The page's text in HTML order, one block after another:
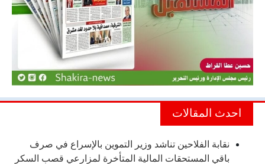
احدث المقالات
نقابة الفلاحين تناشد وزير التموين بالإسراع في صرف
باقي المستحقات المالية المتأخرة لمزارعي قصب السكر